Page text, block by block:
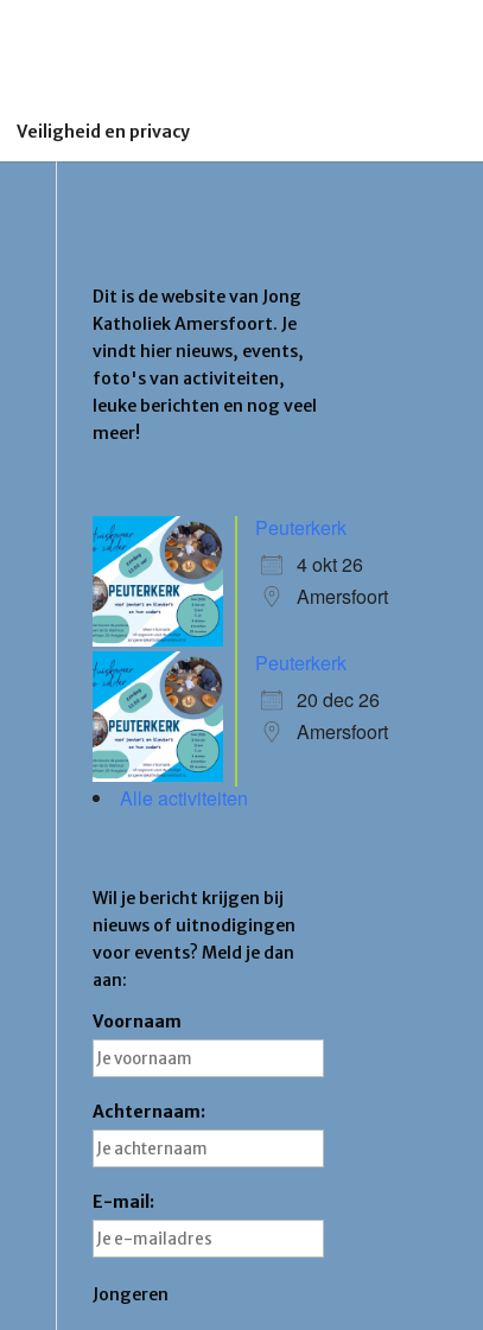
Veiligheid en privacy
Dit is de website van Jong
Katholiek Amersfoort. Je
vindt hier nieuws, events,
foto's van activiteiten,
leuke berichten en nog veel
meer!
Peuterkerk
4 okt 26
Amersfoort
Peuterkerk
20 dec 26
Amersfoort
Alle activiteiten
Wil je bericht krijgen bij
nieuws of uitnodigingen
voor events? Meld je dan
aan:
Voornaam
Achternaam:
E-mail:
Jongeren